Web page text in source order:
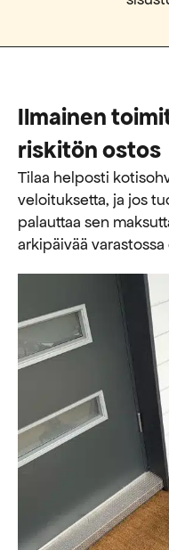
Ilmainen
riskitön ostos
Tilaa helposti
veloituksetta, ja jos
palauttaa sen
arkipäivää